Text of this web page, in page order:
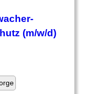
(m/w/d)